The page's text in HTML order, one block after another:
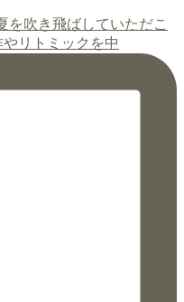
を吹き飛ばしていただこ
リトミックを中